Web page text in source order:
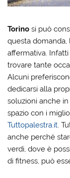
Torino si può
questa domanda,
affermativa.
trovare tante
Alcuni
dedicarsi alla
soluzioni anche
spazio con i
Tuttopalestra.it.
anche perché
verdi, dove è
di fitness, può